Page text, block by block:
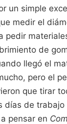
un simple
medir el
pedir
de
llegó el
pero el
que tirar
días de
pensar en